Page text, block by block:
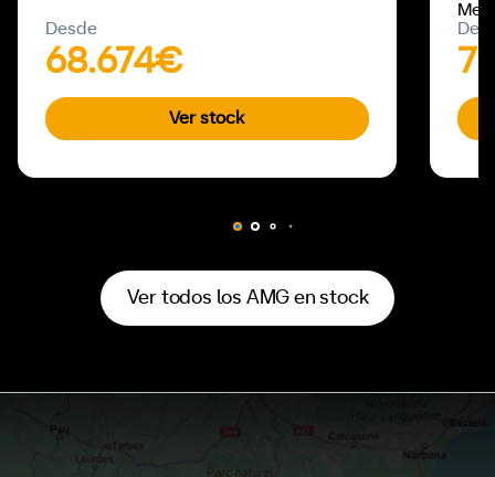
Desde
68.674€
Ver stock
Ver todos los AMG en stock